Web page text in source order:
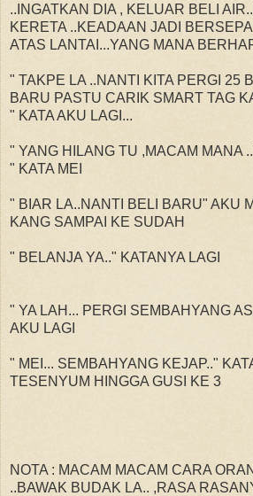
..INGATKAN DIA , KELUAR BELI
KERETA ..KEADAAN JADI
ATAS LANTAI...YANG MANA
" TAKPE LA ..NANTI KITA PERGI 25
BARU PASTU CARIK SMART TAG
" KATA AKU LAGI...
" YANG HILANG TU ,MACAM MANA
" KATA MEI
" BIAR LA..NANTI BELI BARU" AKU
KANG SAMPAI KE SUDAH
" BELANJA YA.." KATANYA LAGI
" YA LAH... PERGI SEMBAHYANG
AKU LAGI
" MEI... SEMBAHYANG KEJAP.."
TESENYUM HINGGA GUSI KE 3
NOTA : MACAM MACAM CARA
..BAWAK BUDAK LA.. ,RASA